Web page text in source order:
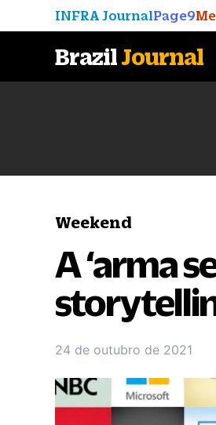
INFRA JournalPage9
BrazilJournal
Weekend
A ‘arma
24 de outubro de 2021